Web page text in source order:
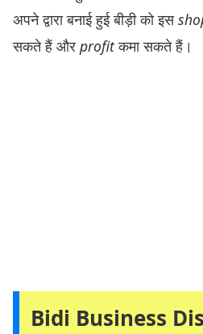
अपने द्वारा बनाई हुई बीड़ी को इस
सकते हैं और profitकमा सकते हैं।
Bidi Business